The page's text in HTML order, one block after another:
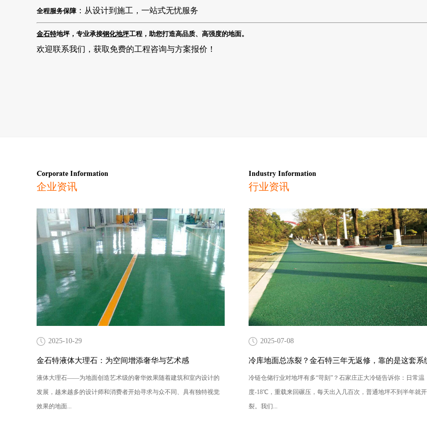
全程服务保障 ：从设计到施工，一站式无忧服务
金石特地坪，专业承接钢化地坪工程，助您打造高品质、高强度的地面。
欢迎联系我们，获取免费的工程咨询与方案报价！
Corporate Information
企业资讯
2025-10-29
金石特液体大理石：为空间增添奢华与艺术感
液体大理石——为地面创造艺术级的奢华效果随着建筑和室内设计的
发展，越来越多的设计师和消费者开始寻求与众不同、具有独特视觉
效果的地面...
Industry Information
行业资讯
2025-07-08
冷库地面总冻裂？金石特三年无返修，靠的是这套系
冷链仓储行业对地坪有多“苛刻”？石家庄正大冷链告诉你：日常温
度-18℃，重载来回碾压，每天出入几百次，普通地坪不到半年就开
裂。我们...